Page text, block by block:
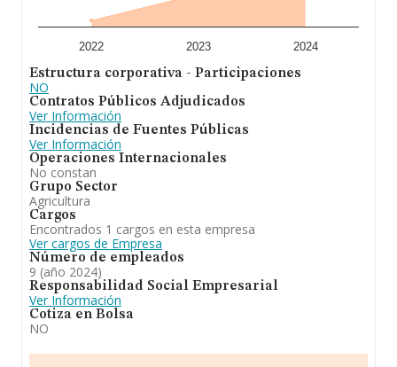
En definitiva,Agroservices Green Organic S.L
especializada en actividad principal trasnporte de
mercancías por carretera, tanto nacional como
actividades auxiliares y complementarias del transporte
etc. En el ranking de su sector, es decir Actividades de
apoyo a la agricultura, ha experimentado una subida. En
el ranking de todas las empresas en el territorio
nacional, la compañía ha experimentado una subida.
2022 2023 2024
Estructura corporativa - Participaciones
NO
Contratos Públicos Adjudicados
Ver Información
Incidencias de Fuentes Públicas
Ver Información
Operaciones Internacionales
No constan
Grupo Sector
Agricultura
Cargos
Encontrados 1 cargos en esta empresa
Ver cargos de Empresa
Número de empleados
9 (año 2024)
Responsabilidad Social Empresarial
Ver Información
Cotiza en Bolsa
NO